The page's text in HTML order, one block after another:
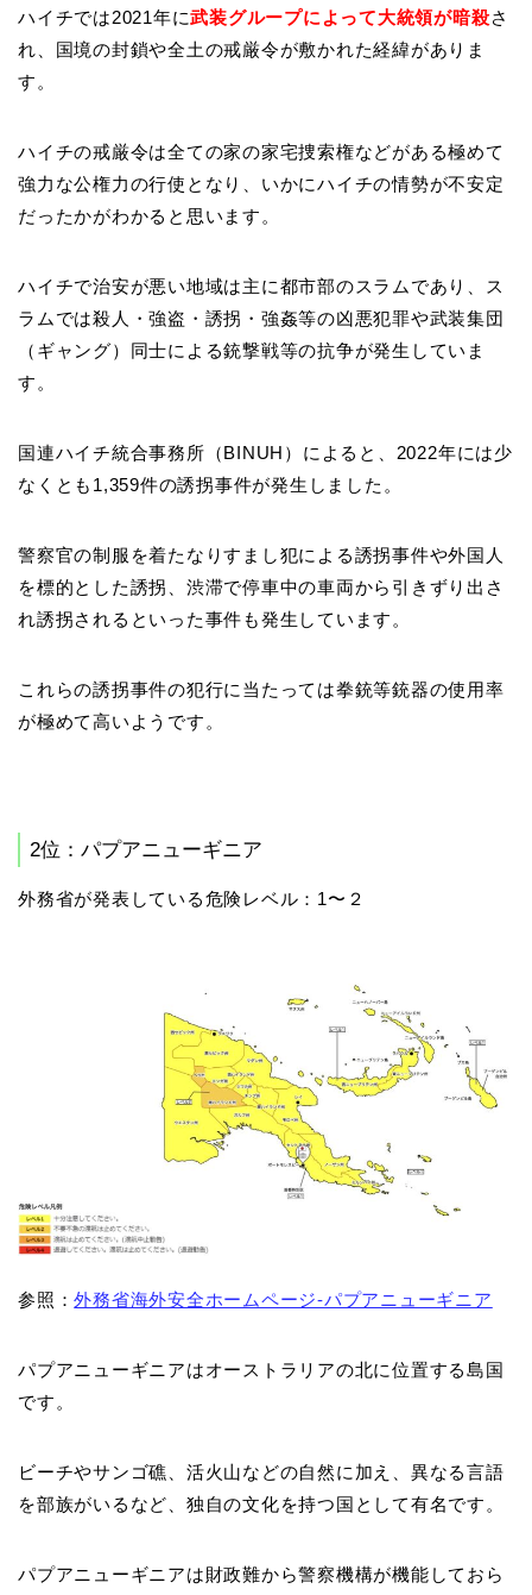
ハイチでは2021年に武装グループによって大統領が暗殺さ
れ、国境の封鎖や全土の戒厳令が敷かれた経緯がありま
す。
ハイチの戒厳令は全ての家の家宅捜索権などがある極めて
強力な公権力の行使となり、いかにハイチの情勢が不安定
だったかがわかると思います。
ハイチで治安が悪い地域は主に都市部のスラムであり、ス
ラムでは殺人・強盗・誘拐・強姦等の凶悪犯罪や武装集団
（ギャング）同士による銃撃戦等の抗争が発生していま
す。
国連ハイチ統合事務所（BINUH）によると、2022年には少
なくとも1,359件の誘拐事件が発生しました。
警察官の制服を着たなりすまし犯による誘拐事件や外国人
を標的とした誘拐、渋滞で停車中の車両から引きずり出さ
れ誘拐されるといった事件も発生しています。
これらの誘拐事件の犯行に当たっては拳銃等銃器の使用率
が極めて高いようです。
2位：パプアニューギニア
外務省が発表している危険レベル：1〜２
参照：外務省海外安全ホームページ-パプアニューギニア
パプアニューギニアはオーストラリアの北に位置する島国
です。
ビーチやサンゴ礁、活火山などの自然に加え、異なる言語
を部族がいるなど、独自の文化を持つ国として有名です。
パプアニューギニアは財政難から警察機構が機能しておら